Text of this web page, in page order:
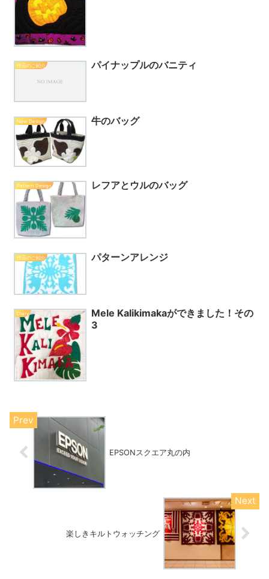
作品のご紹介 パイナップルのバニティ
New Design 牛のバッグ
Pattern Design レフアとウルのバッグ
作品のご紹介 パターンアレンジ
Diary
Mele Kalikimakaができました！その
3
EPSONスクエア丸の内
楽しきキルトウォッチング